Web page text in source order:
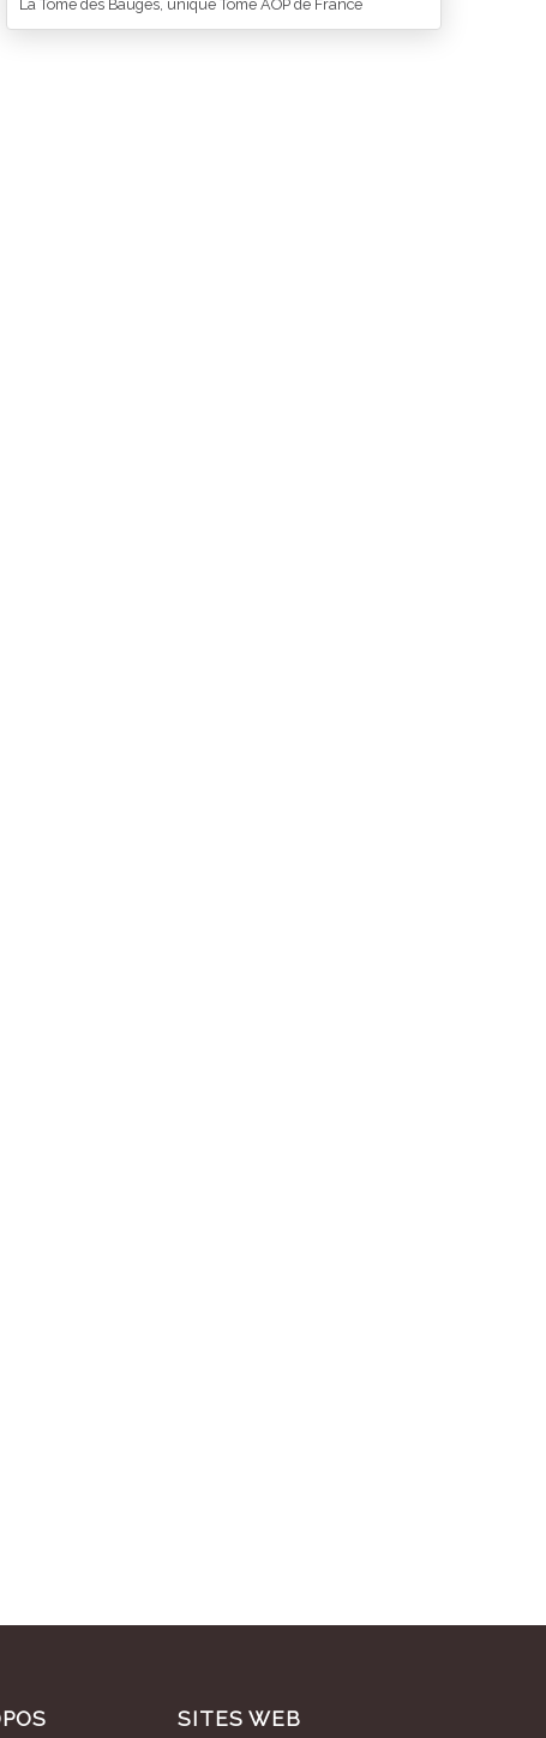
La Tome des Bauges, unique Tome AOP de France
SITES WEB